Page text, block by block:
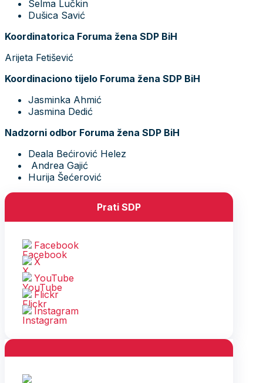
Selma Lučkin
Dušica Savić
Koordinatorica Foruma žena SDP BiH
Arijeta Fetišević
Koordinaciono tijelo Foruma žena SDP BiH
Jasminka Ahmić
Jasmina Dedić
Nadzorni odbor Foruma žena SDP BiH
Deala Bećirović Helez
Andrea Gajić
Hurija Šećerović
Prati SDP
Facebook
X
YouTube
Flickr
Instagram